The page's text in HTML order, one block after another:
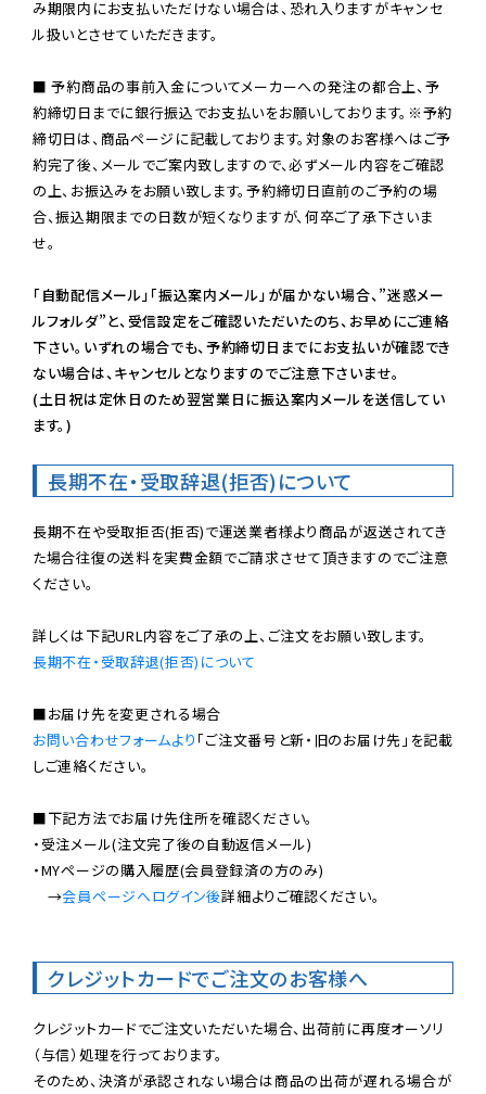
み期限内にお支払いただけない場合は、恐れ入りますがキャンセ
ル扱いとさせていただきます。
■ 予約商品の事前入金についてメーカーへの発注の都合上、予
約締切日までに銀行振込でお支払いをお願いしております。※予約
締切日は、商品ページに記載しております。対象のお客様へはご予
約完了後、メールでご案内致しますので、必ずメール内容をご確認
の上、お振込みをお願い致します。予約締切日直前のご予約の場
合、振込期限までの日数が短くなりますが、何卒ご了承下さいま
せ。
「自動配信メール」「振込案内メール」が届かない場合、”迷惑メー
ルフォルダ”と、受信設定をご確認いただいたのち、お早めにご連絡
下さい。いずれの場合でも、予約締切日までにお支払いが確認でき
ない場合は、キャンセルとなりますのでご注意下さいませ。
(土日祝は定休日のため翌営業日に振込案内メールを送信してい
ます。)
長期不在・受取辞退(拒否)について
長期不在や受取拒否(拒否)で運送業者様より商品が返送されてき
た場合往復の送料を実費金額でご請求させて頂きますのでご注意
ください。
長期不在・受取辞退(拒否)について
お問い合わせフォームより 「ご注文番号と新・旧のお届け先」を記載
しご連絡ください。
■下記方法でお届け先住所を確認ください。
・受注メール(注文完了後の自動返信メール)
・MYページの購入履歴(会員登録済の方のみ)
→会員ページへログイン後詳細よりご確認ください。
クレジットカードでご注文のお客様へ
クレジットカードでご注文いただいた場合、出荷前に再度オーソリ
（与信）処理を行っております。
そのため、決済が承認されない場合は商品の出荷が遅れる場合が